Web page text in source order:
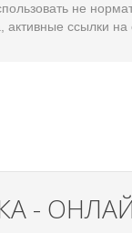
не
активные ссылки
-